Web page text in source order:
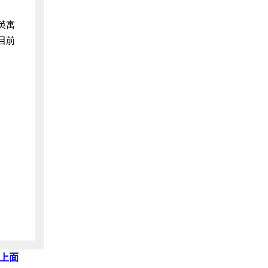
寓
前
面